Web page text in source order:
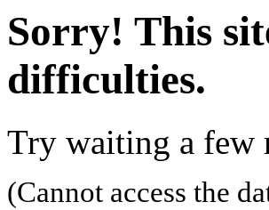
Sorry! This
difficulties.
Try waiting a few
(Cannot access the